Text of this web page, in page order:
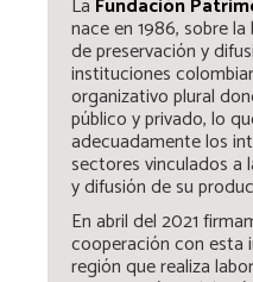
nace en 1986, sobre
de preservación y
instituciones
organizativo plural
público y privado, lo
adecuadamente los
sectores vinculados a
y difusión de su
En abril del 2021
cooperación con
región que realiza